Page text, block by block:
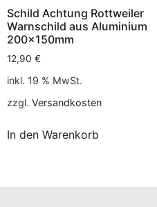
Schild Achtung Rottweiler
Warnschild aus Aluminium
200x150mm
12,90 €
inkl. 19 % MwSt.
zzgl. Versandkosten
In den Warenkorb